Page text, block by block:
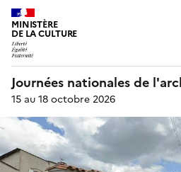
MINISTÈRE
DE LA CULTURE
Journées nationales de
15 au 18 octobre 2026